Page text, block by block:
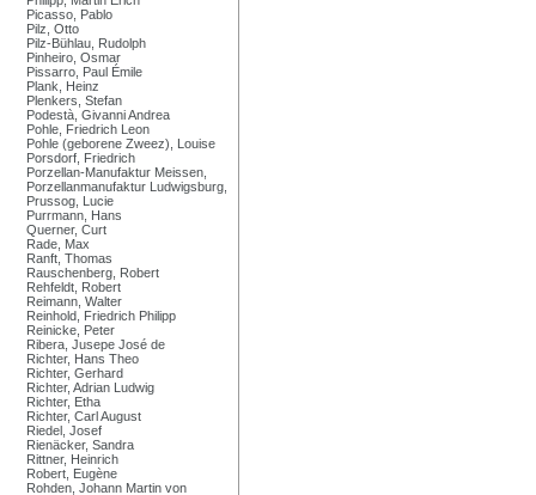
Picasso, Pablo
Pilz, Otto
Pilz-Bühlau, Rudolph
Pinheiro, Osmar
Pissarro, Paul Émile
Plank, Heinz
Plenkers, Stefan
Podestà, Givanni Andrea
Pohle, Friedrich Leon
Pohle (geborene Zweez), Louise
Porsdorf, Friedrich
Porzellan-Manufaktur Meissen,
Porzellanmanufaktur Ludwigsburg,
Prussog, Lucie
Purrmann, Hans
Querner, Curt
Rade, Max
Ranft, Thomas
Rauschenberg, Robert
Rehfeldt, Robert
Reimann, Walter
Reinhold, Friedrich Philipp
Reinicke, Peter
Ribera, Jusepe José de
Richter, Hans Theo
Richter, Gerhard
Richter, Adrian Ludwig
Richter, Etha
Richter, Carl August
Riedel, Josef
Rienäcker, Sandra
Rittner, Heinrich
Robert, Eugène
Rohden, Johann Martin von